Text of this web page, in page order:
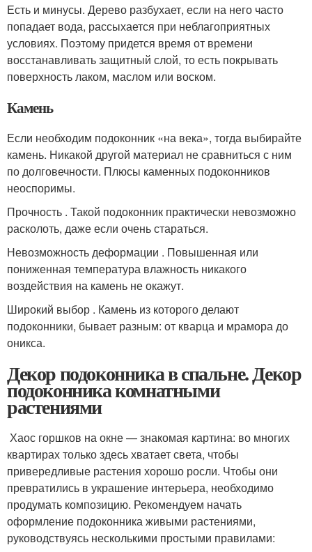
Есть и минусы. Дерево разбухает, если на него часто
попадает вода, рассыхается при неблагоприятных
условиях. Поэтому придется время от времени
восстанавливать защитный слой, то есть покрывать
поверхность лаком, маслом или воском.
Камень
Если необходим подоконник «на века», тогда выбирайте
камень. Никакой другой материал не сравниться с ним
по долговечности. Плюсы каменных подоконников
неоспоримы.
Прочность . Такой подоконник практически невозможно
расколоть, даже если очень стараться.
Невозможность деформации . Повышенная или
пониженная температура влажность никакого
воздействия на камень не окажут.
Широкий выбор . Камень из которого делают
подоконники, бывает разным: от кварца и мрамора до
оникса.
Декор подоконника в спальне. Декор
подоконника комнатными
растениями
Хаос горшков на окне — знакомая картина: во многих
квартирах только здесь хватает света, чтобы
привередливые растения хорошо росли. Чтобы они
превратились в украшение интерьера, необходимо
продумать композицию. Рекомендуем начать
оформление подоконника живыми растениями,
руководствуясь несколькими простыми правилами: